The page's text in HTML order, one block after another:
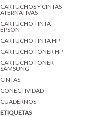
CARTUCHOS Y CINTAS
ATERNATIVAS
CARTUCHO TINTA
EPSON
CARTUCHO TINTA HP
CARTUCHO TONER HP
CARTUCHO TONER
SAMSUNG
CINTAS
CONECTIVIDAD
CUADERNOS
ETIQUETAS